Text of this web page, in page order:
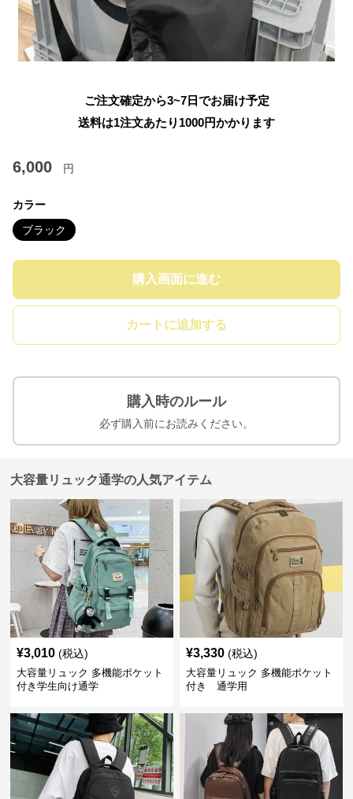
ご注文確定から3~7日でお届け予定
送料は1注文あたり 1000円かかります
6,000 円
カラー
ブラック
購入画面に進む
カートに追加する
購入時のルール
必ず購入前にお読みください。
大容量リュック通学の人気アイテム
¥3,010 (税込)
大容量リュック 多機能ポケット
付き学生向け通学
¥3,330 (税込)
大容量リュック 多機能ポケット
付き 通学用